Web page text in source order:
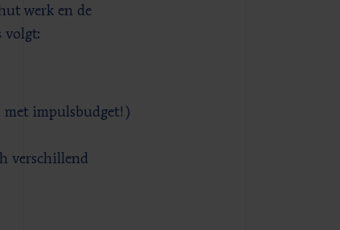
werk en de
volgt:
impulsbudget!)
verschillend